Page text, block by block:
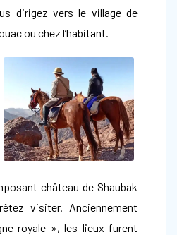
dirigez vers le village de
ou chez l’habitant.
château de Shaubak
visiter. Anciennement
royale », les lieux furent